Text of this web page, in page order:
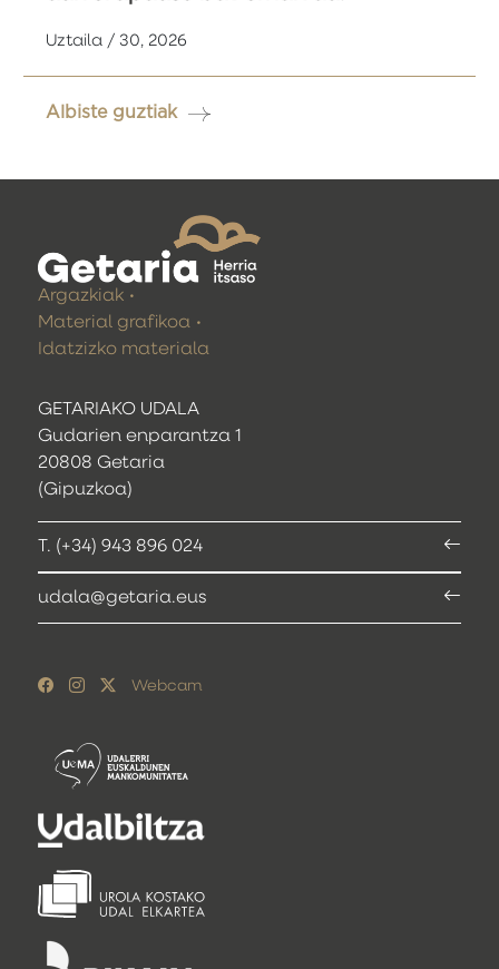
Uztaila / 30, 2026
Albiste guztiak
GETARIAKO UDALA
Gudarien enparantza 1
20808 Getaria
(Gipuzkoa)
T. (+34) 943 896 024
udala@getaria.eus
Argazkiak
Material grafikoa
Idatzizko materiala
Webcam